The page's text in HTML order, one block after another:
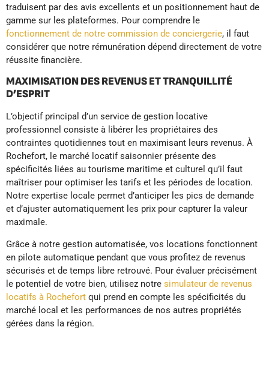
traduisent par des avis excellents et un positionnement haut de
gamme sur les plateformes. Pour comprendre le
fonctionnement de notre commission de conciergerie, il faut
considérer que notre rémunération dépend directement de votre
réussite financière.
MAXIMISATION DES REVENUS ET TRANQUILLITÉ
D’ESPRIT
L’objectif principal d’un service de gestion locative
professionnel consiste à libérer les propriétaires des
contraintes quotidiennes tout en maximisant leurs revenus. À
Rochefort, le marché locatif saisonnier présente des
spécificités liées au tourisme maritime et culturel qu’il faut
maîtriser pour optimiser les tarifs et les périodes de location.
Notre expertise locale permet d’anticiper les pics de demande
et d’ajuster automatiquement les prix pour capturer la valeur
maximale.
Grâce à notre gestion automatisée, vos locations fonctionnent
en pilote automatique pendant que vous profitez de revenus
sécurisés et de temps libre retrouvé. Pour évaluer précisément
le potentiel de votre bien, utilisez notre simulateur de revenus
locatifs à Rochefort qui prend en compte les spécificités du
marché local et les performances de nos autres propriétés
gérées dans la région.